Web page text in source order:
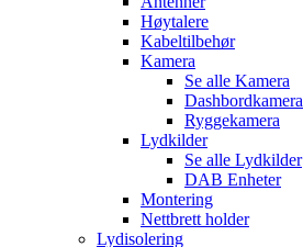
Høytalere
Kabeltilbehør
Kamera
Se alle Kamera
Dashbordkamera
Ryggekamera
Lydkilder
Se alle Lydkilder
DAB Enheter
Montering
Nettbrett holder
Lydisolering